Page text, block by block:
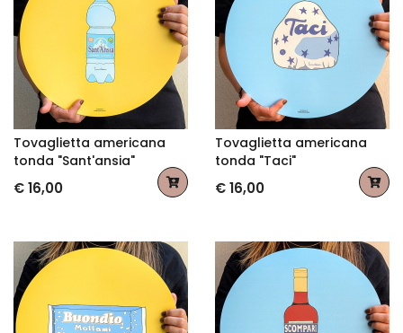
Tovaglietta americana
tonda "Sant'ansia"
€ 16,00
Tovaglietta americana
tonda "Taci"
€ 16,00